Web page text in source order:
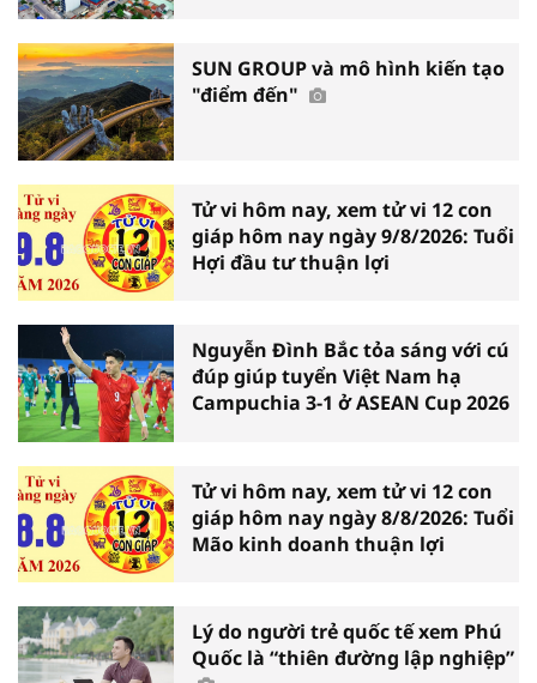
SUN GROUP và mô hình kiến tạo
"điểm đến"
Tử vi hôm nay, xem tử vi 12 con
giáp hôm nay ngày 9/8/2026: Tuổi
Hợi đầu tư thuận lợi
Nguyễn Đình Bắc tỏa sáng với cú
đúp giúp tuyển Việt Nam hạ
Campuchia 3-1 ở ASEAN Cup 2026
Tử vi hôm nay, xem tử vi 12 con
giáp hôm nay ngày 8/8/2026: Tuổi
Mão kinh doanh thuận lợi
Lý do người trẻ quốc tế xem Phú
Quốc là “thiên đường lập nghiệp”